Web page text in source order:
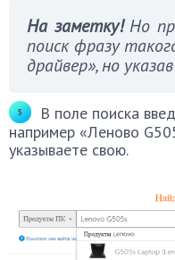
На заметку!Но
поиск фразу
драйвер», но
В поле поиска
например «Леново
указываете свою.